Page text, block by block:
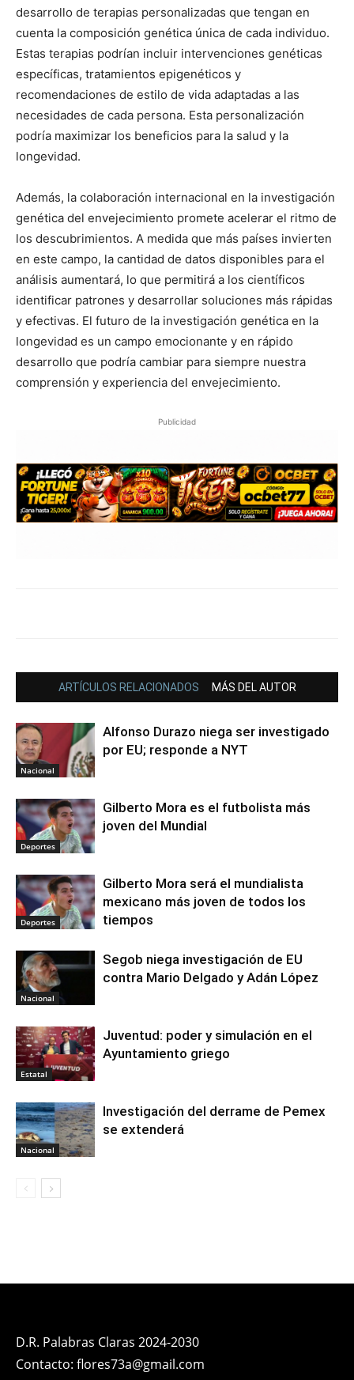
desarrollo de terapias personalizadas que tengan en
cuenta la composición genética única de cada individuo.
Estas terapias podrían incluir intervenciones genéticas
específicas, tratamientos epigenéticos y
recomendaciones de estilo de vida adaptadas a las
necesidades de cada persona. Esta personalización
podría maximizar los beneficios para la salud y la
longevidad.
Además, la colaboración internacional en la investigación
genética del envejecimiento promete acelerar el ritmo de
los descubrimientos. A medida que más países invierten
en este campo, la cantidad de datos disponibles para el
análisis aumentará, lo que permitirá a los científicos
identificar patrones y desarrollar soluciones más rápidas
y efectivas. El futuro de la investigación genética en la
longevidad es un campo emocionante y en rápido
desarrollo que podría cambiar para siempre nuestra
comprensión y experiencia del envejecimiento.
Publicidad
ARTÍCULOS RELACIONADOS MÁS DEL AUTOR
Nacional
Alfonso Durazo niega ser investigado
por EU; responde a NYT
Deportes
Gilberto Mora es el futbolista más
joven del Mundial
Deportes
Gilberto Mora será el mundialista
mexicano más joven de todos los
tiempos
Nacional
Segob niega investigación de EU
contra Mario Delgado y Adán López
Estatal
Juventud: poder y simulación en el
Ayuntamiento griego
Nacional
Investigación del derrame de Pemex
se extenderá
D.R. Palabras Claras 2024-2030
Contacto: flores73a@gmail.com